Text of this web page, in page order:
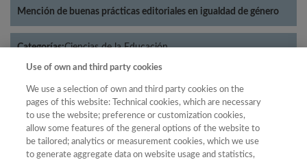
Mención de buenas prácticas editoriales en igualdad de género
Categorías:Ciencias de la Educación
Año
Año Filtrar
Use of own and third party cookies
We use a selection of own and third party cookies on the
pages of this website: Technical cookies, which are necessary
to use the website; preference or customization cookies,
allow some features of the general options of the website to
be tailored; analytics or measurement cookies, which we use
to generate aggregate data on website usage and statistics,